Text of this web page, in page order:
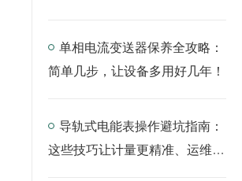
单相电流变送器保养全攻略：
简单几步，让设备多用好几年！
导轨式电能表操作避坑指南：
这些技巧让计量更精准、运维更